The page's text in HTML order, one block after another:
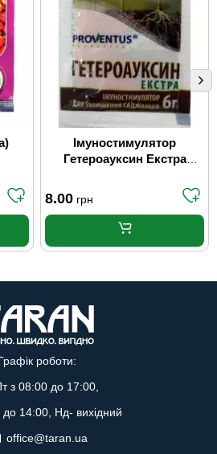
Імуностимулятор
Гетероауксин Екстра
8.00 грн
роботи:
з 08:00 до 17:00,
14:00, Нд- вихідний
office@taran.ua